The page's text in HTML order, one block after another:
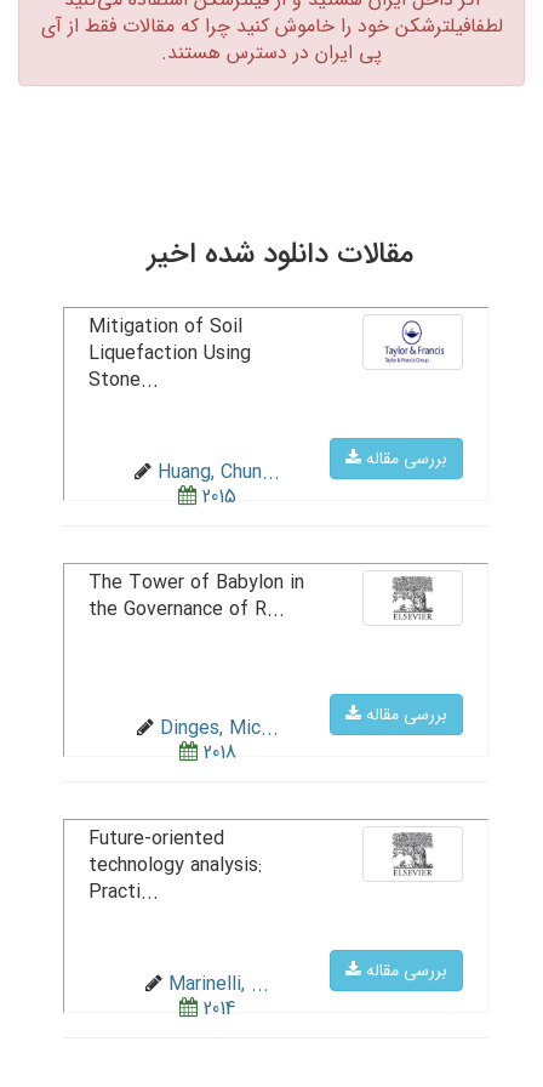
لطفافیلترشکن خود را خاموش کنید چرا که مقالات فقط از آی
پی ایران در دسترس هستند.‏
مقالات دانلود شده اخیر
بررسی مقاله
Mitigation of Soil
Liquefaction Using
Stone...
Huang, Chun...
2015
بررسی مقاله
The Tower of Babylon in
the Governance of R...
Dinges, Mic...
2018
بررسی مقاله
Future-oriented
technology analysis:
Practi...
Marinelli, ...
2014